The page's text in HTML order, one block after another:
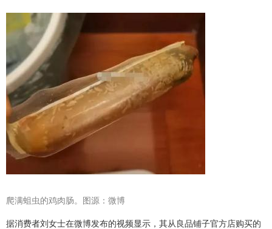
爬满蛆虫的鸡肉肠。图源：微博
据消费者刘女士在微博发布的视频显示，其从良品铺子官方店购买的